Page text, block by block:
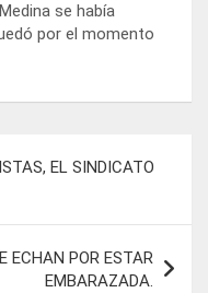
se había
por el momento
EL SINDICATO
ECHAN POR ESTAR
EMBARAZADA.